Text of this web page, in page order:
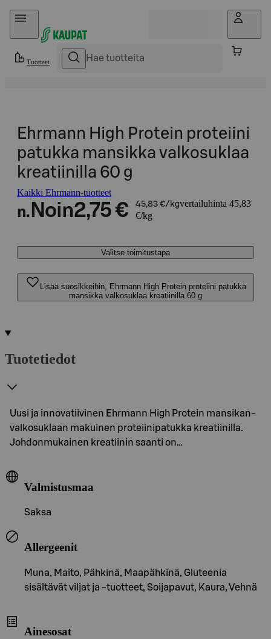
Hyppää sisältöön
Tuotteet
Ehrmann High Protein proteiini
patukka mansikka valkosuklaa
kreatiinilla 60 g
Kaikki Ehrmann-tuotteet
n. Noin2,75 € 45,83 €/kgvertailuhinta 45,83
€/kg
Valitse toimitustapa
Lisää suosikkeihin, Ehrmann High Protein proteiini patukka
mansikka valkosuklaa kreatiinilla 60 g
Tuotetiedot
Uusi ja innovatiivinen Ehrmann High Protein mansikan-
valkosuklaan makuinen proteiinipatukka kreatiinilla.
Johdonmukainen kreatiinin saanti on…
Valmistusmaa
Saksa
Allergeenit
Muna, Maito, Pähkinä, Maapähkinä, Gluteenia
sisältävät viljat ja -tuotteet, Soijapavut, Kaura, Vehnä
Ainesosat